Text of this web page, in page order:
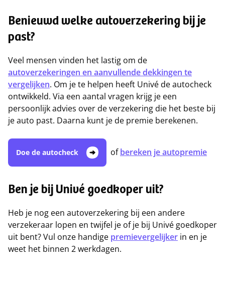
Benieuwd welke autoverzekering bij je
past?
Veel mensen vinden het lastig om de
autoverzekeringen en aanvullende dekkingen te
vergelijken. Om je te helpen heeft Univé de autocheck
ontwikkeld. Via een aantal vragen krijg je een
persoonlijk advies over de verzekering die het beste bij
je auto past. Daarna kunt je de premie berekenen.
Doe de autocheck ofbereken je autopremie
Ben je bij Univé goedkoper uit?
Heb je nog een autoverzekering bij een andere
verzekeraar lopen en twijfel je of je bij Univé goedkoper
uit bent? Vul onze handige premievergelijker in en je
weet het binnen 2 werkdagen.